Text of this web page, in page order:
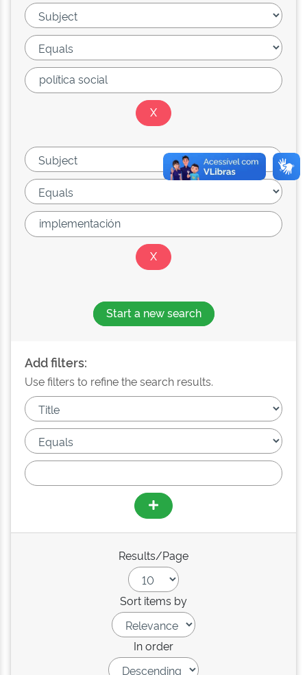
Start a new search
Add filters:
Use filters to refine the search results.
Results/Page
Sort items by
In order